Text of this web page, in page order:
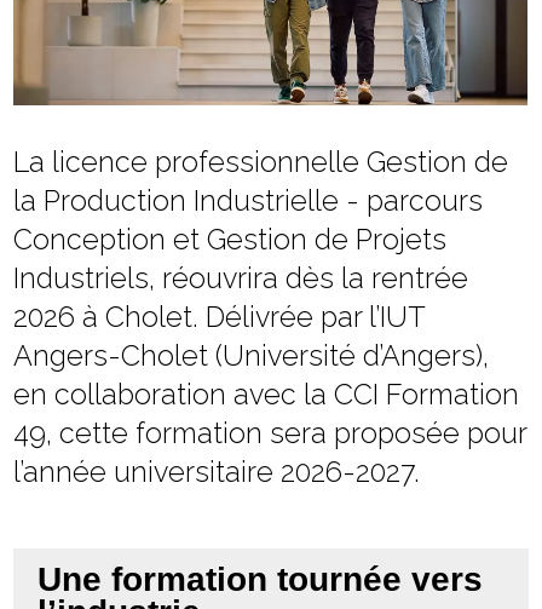
La licence professionnelle Gestion de
la Production Industrielle - parcours
Conception et Gestion de Projets
Industriels, réouvrira dès la rentrée
2026 à Cholet. Délivrée par l’IUT
Angers-Cholet (Université d’Angers),
en collaboration avec la CCI Formation
49, cette formation sera proposée pour
l’année universitaire 2026-2027.
Une formation tournée vers